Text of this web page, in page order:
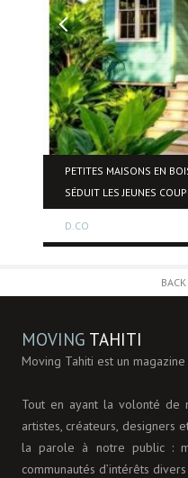
PETITES MAISONS EN
SÉDUIT LES JEUNES
D.CO
MOVING TAHITI
Moving Tahiti est un
Tout en ayant la volonté
artistes, créateurs, designers
la parole à notre public :
communautés d’intérêts